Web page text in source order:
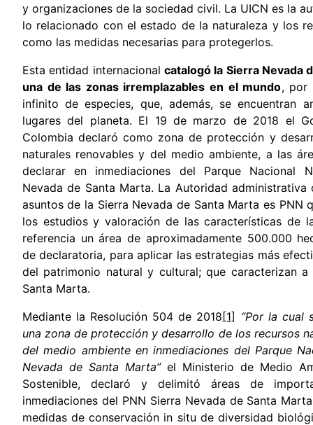
y organizaciones de la sociedad civil. La UICN es la
lo relacionado con el estado de la naturaleza y los
como las medidas necesarias para protegerlos.
Esta entidad internacional catalogó la Sierra Nevada
una de las zonas irremplazables en el mundo, por
infinito de especies, que, además, se encuentran
lugares del planeta. El 19 de marzo de 2018 el
Colombia declaró como zona de protección y
naturales renovables y del medio ambiente, a las
declarar en inmediaciones del Parque Nacional
Nevada de Santa Marta. La Autoridad
asuntos de la Sierra Nevada de Santa Marta es PNN
los estudios y valoración de las características de
referencia un área de aproximadamente 500.000
de declaratoria, para aplicar las estrategias más
del patrimonio natural y cultural; que caracterizan a
Santa Marta.
Mediante la Resolución 504 de 2018[1] “Por la cual
una zona de protección y desarrollo de los recursos
del medio ambiente en inmediaciones del Parque
Nevada de Santa Marta”el Ministerio de Medio
Sostenible, declaró y delimitó áreas de
inmediaciones del PNN Sierra Nevada de Santa
medidas de conservación in situ de diversidad